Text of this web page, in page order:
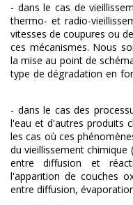
- dans le cas de
thermo- et radio-
vitesses de coupures ou
ces mécanismes. Nous
la mise au point de
type de dégradation en
- dans le cas des
l'eau et d'autres produits
les cas où ces
du vieillissement chimique
entre diffusion et
l'apparition de couches
entre diffusion,